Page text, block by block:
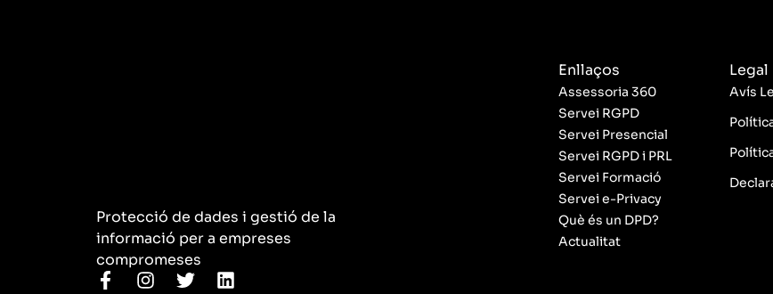
Protecció de dades i gestió de la
informació per a empreses
compromeses
F I T L
Enllaços
Assessoria 360
Servei RGPD
Servei Presencial
Servei RGPD i PRL
Servei Formació
Servei e-Privacy
Què és un DPD?
Actualitat
Legal
Avís